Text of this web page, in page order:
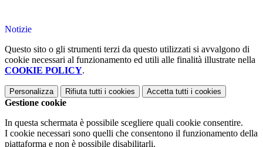
Notizie
Questo sito o gli strumenti terzi da questo utilizzati si avvalgono di
cookie necessari al funzionamento ed utili alle finalità illustrate nella
COOKIE POLICY.
Personalizza Rifiuta tutti i cookies Accetta tutti i cookies
Gestione cookie
In questa schermata è possibile scegliere quali cookie consentire.
I cookie necessari sono quelli che consentono il funzionamento della
piattaforma e non è possibile disabilitarli.